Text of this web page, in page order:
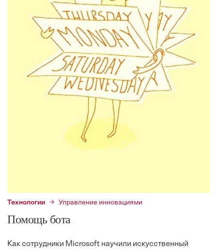
Технологии Управление инновациями
Помощь бота
Как сотрудники Microsoft научили искусственный